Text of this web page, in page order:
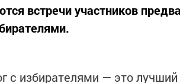
встречи участников
с избирателями — это лучший